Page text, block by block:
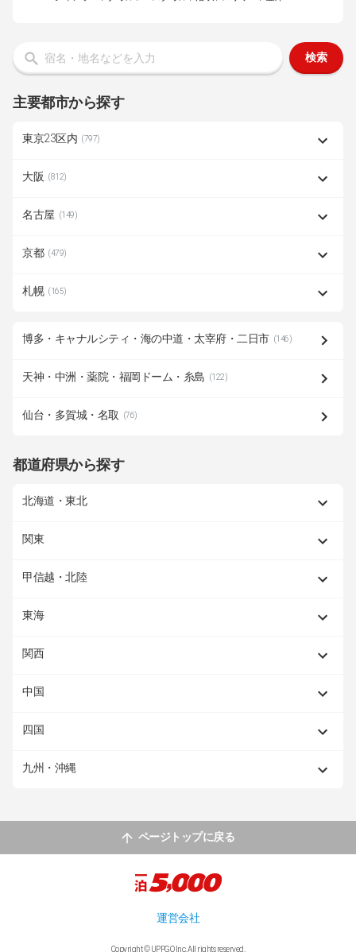
検索
主要都市から探す
東京23区内 (797)
大阪 (812)
名古屋 (149)
京都 (479)
札幌 (165)
博多・キャナルシティ・海の中道・太宰府・二日市 (146)
天神・中洲・薬院・福岡ドーム・糸島 (122)
仙台・多賀城・名取 (76)
都道府県から探す
北海道・東北
関東
甲信越・北陸
東海
関西
中国
四国
九州・沖縄
ページトップに戻る
運営会社
Copyright © UPPGO Inc. All rights reserved.